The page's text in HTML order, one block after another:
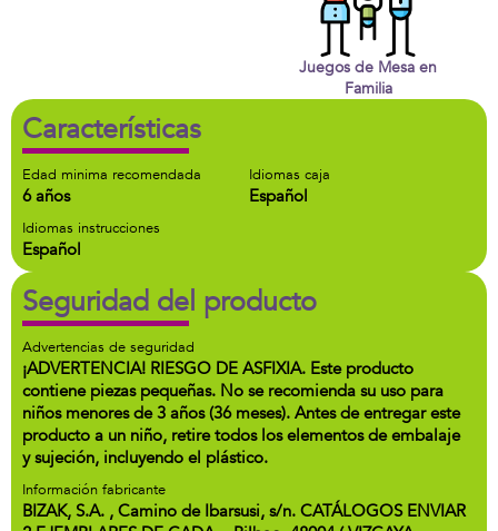
Juegos de Mesa en
Familia
Características
Edad minima recomendada
6 años
Idiomas caja
Español
Idiomas instrucciones
Español
Seguridad del producto
Advertencias de seguridad
¡ADVERTENCIA! RIESGO DE ASFIXIA. Este producto
contiene piezas pequeñas. No se recomienda su uso para
niños menores de 3 años (36 meses). Antes de entregar este
producto a un niño, retire todos los elementos de embalaje
y sujeción, incluyendo el plástico.
Información fabricante
BIZAK, S.A. , Camino de Ibarsusi, s/n. CATÁLOGOS ENVIAR